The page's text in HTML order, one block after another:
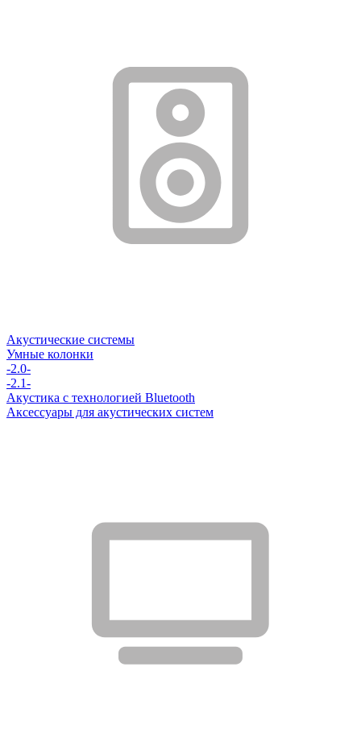
Акустические системы
Умные колонки
-2.0-
-2.1-
Акустика с технологией Bluetooth
Аксессуары для акустических систем